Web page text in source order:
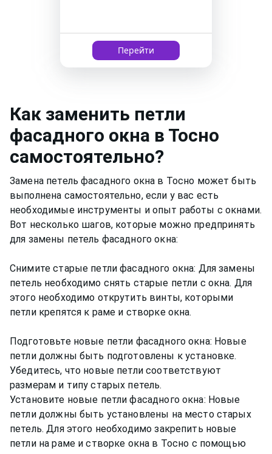
Перейти
Как заменить петли
фасадного окна в Тосно
самостоятельно?
Замена петель фасадного окна в Тосно может быть
выполнена самостоятельно, если у вас есть
необходимые инструменты и опыт работы с окнами.
Вот несколько шагов, которые можно предпринять
для замены петель фасадного окна:
Снимите старые петли фасадного окна: Для замены
петель необходимо снять старые петли с окна. Для
этого необходимо открутить винты, которыми
петли крепятся к раме и створке окна.
Подготовьте новые петли фасадного окна: Новые
петли должны быть подготовлены к установке.
Убедитесь, что новые петли соответствуют
размерам и типу старых петель.
Установите новые петли фасадного окна: Новые
петли должны быть установлены на место старых
петель. Для этого необходимо закрепить новые
петли на раме и створке окна в Тосно с помощью